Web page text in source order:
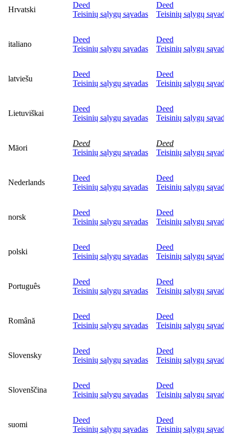
Hrvatski
Deed
Teisinių sąlygų sąvadas
Deed
Teisinių sąlygų
italiano
Deed
Teisinių sąlygų sąvadas
Deed
Teisinių sąlygų
latviešu
Deed
Teisinių sąlygų sąvadas
Deed
Teisinių sąlygų
Lietuviškai
Deed
Teisinių sąlygų sąvadas
Deed
Teisinių sąlygų
Māori
Deed
Teisinių sąlygų sąvadas
Deed
Teisinių sąlygų
Nederlands
Deed
Teisinių sąlygų sąvadas
Deed
Teisinių sąlygų
norsk
Deed
Teisinių sąlygų sąvadas
Deed
Teisinių sąlygų
polski
Deed
Teisinių sąlygų sąvadas
Deed
Teisinių sąlygų
Português
Deed
Teisinių sąlygų sąvadas
Deed
Teisinių sąlygų
Română
Deed
Teisinių sąlygų sąvadas
Deed
Teisinių sąlygų
Slovensky
Deed
Teisinių sąlygų sąvadas
Deed
Teisinių sąlygų
Slovenščina
Deed
Teisinių sąlygų sąvadas
Deed
Teisinių sąlygų
suomi
Deed
Teisinių sąlygų sąvadas
Deed
Teisinių sąlygų